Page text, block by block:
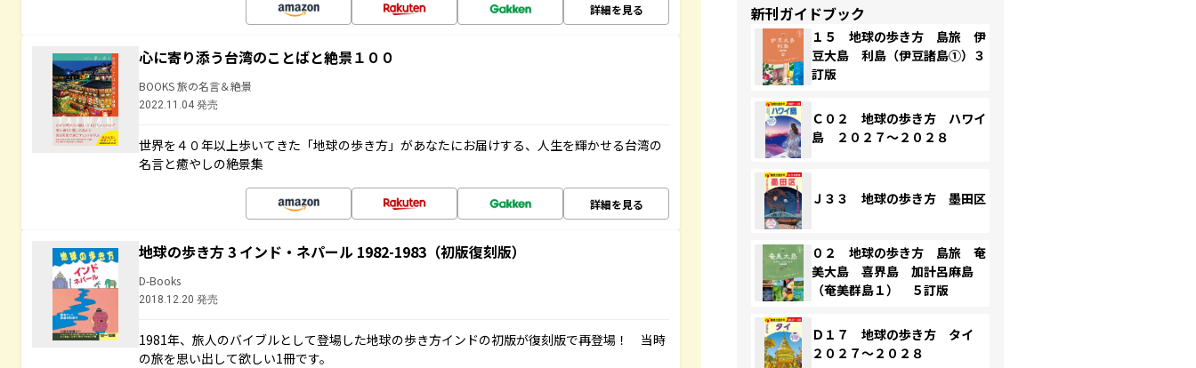
詳細を見る
心に寄り添う台湾のことばと絶景１００
BOOKS 旅の名言＆絶景
2022.11.04 発売
世界を４０年以上歩いてきた「地球の歩き方」があなたにお届けする、人生を輝かせる台湾の
名言と癒やしの絶景集
詳細を見る
地球の歩き方 3 インド・ネパール 1982-1983（初版復刻版）
D-Books
2018.12.20 発売
1981年、旅人のバイブルとして登場した地球の歩き方インドの初版が復刻版で再登場！ 当時
の旅を思い出して欲しい1冊です。
新刊ガイドブック
１５ 地球の歩き方 島旅 伊
豆大島 利島（伊豆諸島①）３
訂版
Ｃ０２ 地球の歩き方 ハワイ
島 ２０２７～２０２８
Ｊ３３ 地球の歩き方 墨田区
０２ 地球の歩き方 島旅 奄
美大島 喜界島 加計呂麻島
（奄美群島１） ５訂版
Ｄ１７ 地球の歩き方 タイ
２０２７～２０２８